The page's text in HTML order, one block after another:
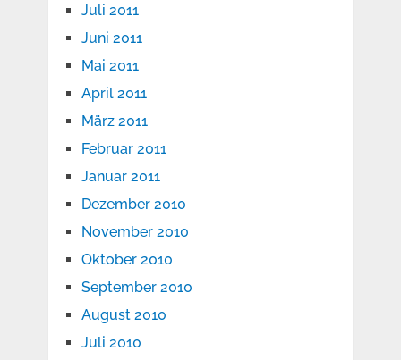
Juli 2011
Juni 2011
Mai 2011
April 2011
März 2011
Februar 2011
Januar 2011
Dezember 2010
November 2010
Oktober 2010
September 2010
August 2010
Juli 2010